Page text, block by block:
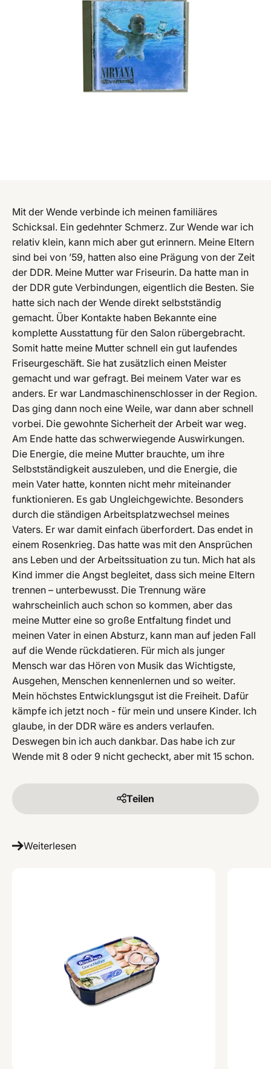
Mit der Wende verbinde ich meinen familiäres
Schicksal. Ein gedehnter Schmerz. Zur Wende war ich
relativ klein, kann mich aber gut erinnern. Meine Eltern
sind bei von ’59, hatten also eine Prägung von der Zeit
der DDR. Meine Mutter war Friseurin. Da hatte man in
der DDR gute Verbindungen, eigentlich die Besten. Sie
hatte sich nach der Wende direkt selbstständig
gemacht. Über Kontakte haben Bekannte eine
komplette Ausstattung für den Salon rübergebracht.
Somit hatte meine Mutter schnell ein gut laufendes
Friseurgeschäft. Sie hat zusätzlich einen Meister
gemacht und war gefragt. Bei meinem Vater war es
anders. Er war Landmaschinenschlosser in der Region.
Das ging dann noch eine Weile, war dann aber schnell
vorbei. Die gewohnte Sicherheit der Arbeit war weg.
Am Ende hatte das schwerwiegende Auswirkungen.
Die Energie, die meine Mutter brauchte, um ihre
Selbstständigkeit auszuleben, und die Energie, die
mein Vater hatte, konnten nicht mehr miteinander
funktionieren. Es gab Ungleichgewichte. Besonders
durch die ständigen Arbeitsplatzwechsel meines
Vaters. Er war damit einfach überfordert. Das endet in
einem Rosenkrieg. Das hatte was mit den Ansprüchen
ans Leben und der Arbeitssituation zu tun. Mich hat als
Kind immer die Angst begleitet, dass sich meine Eltern
trennen – unterbewusst. Die Trennung wäre
wahrscheinlich auch schon so kommen, aber das
meine Mutter eine so große Entfaltung findet und
meinen Vater in einen Absturz, kann man auf jeden Fall
auf die Wende rückdatieren. Für mich als junger
Mensch war das Hören von Musik das Wichtigste,
Ausgehen, Menschen kennenlernen und so weiter.
Mein höchstes Entwicklungsgut ist die Freiheit. Dafür
kämpfe ich jetzt noch - für mein und unsere Kinder. Ich
glaube, in der DDR wäre es anders verlaufen.
Deswegen bin ich auch dankbar. Das habe ich zur
Wende mit 8 oder 9 nicht gecheckt, aber mit 15 schon.
Teilen
Weiterlesen